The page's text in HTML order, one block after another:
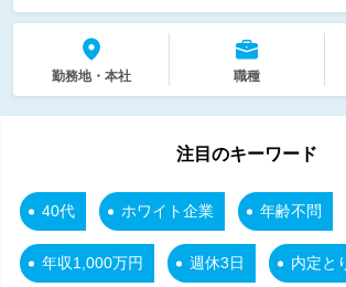
勤務地・本社 職種
注目のキーワード
40代 ホワイト企業 年齢不問
年収1,000万円 週休3日 内定と